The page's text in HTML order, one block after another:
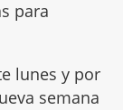
para
lunes y por
semana